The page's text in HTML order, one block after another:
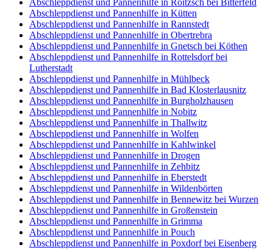
Abschleppdienst und Pannenhilfe in Roitzsch bei Bitterfeld
Abschleppdienst und Pannenhilfe in Kütten
Abschleppdienst und Pannenhilfe in Rannstedt
Abschleppdienst und Pannenhilfe in Obertrebra
Abschleppdienst und Pannenhilfe in Gnetsch bei Köthen
Abschleppdienst und Pannenhilfe in Rottelsdorf bei
Lutherstadt
Abschleppdienst und Pannenhilfe in Mühlbeck
Abschleppdienst und Pannenhilfe in Bad Klosterlausnitz
Abschleppdienst und Pannenhilfe in Burgholzhausen
Abschleppdienst und Pannenhilfe in Nobitz
Abschleppdienst und Pannenhilfe in Thallwitz
Abschleppdienst und Pannenhilfe in Wolfen
Abschleppdienst und Pannenhilfe in Kahlwinkel
Abschleppdienst und Pannenhilfe in Drogen
Abschleppdienst und Pannenhilfe in Zehbitz
Abschleppdienst und Pannenhilfe in Eberstedt
Abschleppdienst und Pannenhilfe in Wildenbörten
Abschleppdienst und Pannenhilfe in Bennewitz bei Wurzen
Abschleppdienst und Pannenhilfe in Großenstein
Abschleppdienst und Pannenhilfe in Grimma
Abschleppdienst und Pannenhilfe in Pouch
Abschleppdienst und Pannenhilfe in Poxdorf bei Eisenberg